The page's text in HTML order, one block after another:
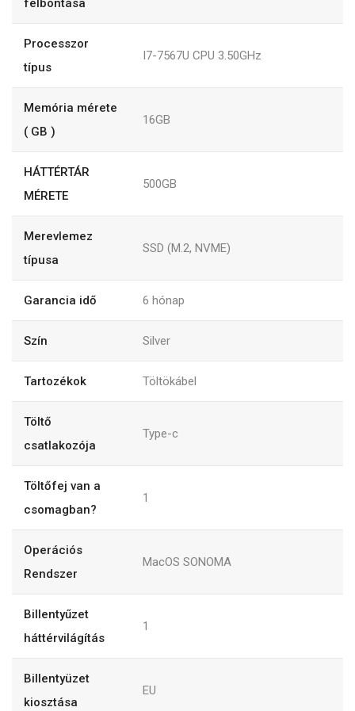
felbontása
Processzor
típus
I7-7567U CPU 3.50GHz
Memória mérete
( GB )
16GB
HÁTTÉRTÁR
MÉRETE
500GB
Merevlemez
típusa
SSD (M.2, NVME)
Garancia idő 6 hónap
Szín Silver
Tartozékok Töltökábel
Töltő
csatlakozója
Type-c
Töltőfej van a
csomagban?
1
Operációs
Rendszer
MacOS SONOMA
Billentyűzet
háttérvilágítás
1
Billentyüzet
kiosztása
EU